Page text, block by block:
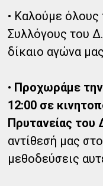
• Καλούμε όλους
Συλλόγους του
δίκαιο αγώνα
• Προχωράμε
12:00 σε
Πρυτανείας του
αντίθεσή μας
μεθοδεύσεις